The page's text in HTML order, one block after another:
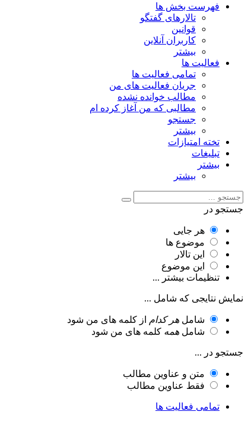
فهرست بخش ها
تالارهای گفتگو
قوانین
کاربران آنلاین
بیشتر
فعالیت ها
تمامی فعالیت ها
جریان فعالیت های من
مطالب خوانده نشده
مطالبی که من آغاز کرده ام
جستجو
بیشتر
تخته امتیازات
تبلیغات
بیشتر
بیشتر
جستجو در
هر جایی
موضوع ها
این تالار
این موضوع
تنظیمات بیشتر ...
نمایش نتایجی که شامل ...
شامل هر کدام از کلمه های من شود
شامل همه کلمه های من شود
جستجو در ...
متن و عناوین مطالب
فقط عناوین مطالب
تمامی فعالیت ها